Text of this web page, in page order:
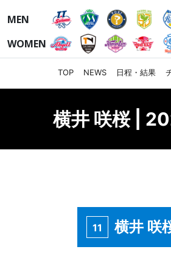
MEN
WOMEN
TOP NEWS 日程・結果
横井 咲桜 |
11 横井 咲